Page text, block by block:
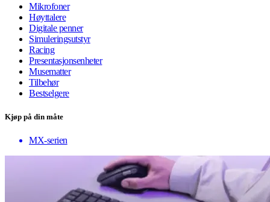
Mikrofoner
Høyttalere
Digitale penner
Simuleringsutstyr
Racing
Presentasjonsenheter
Musematter
Tilbehør
Bestselgere
Kjøp på din måte
MX-serien